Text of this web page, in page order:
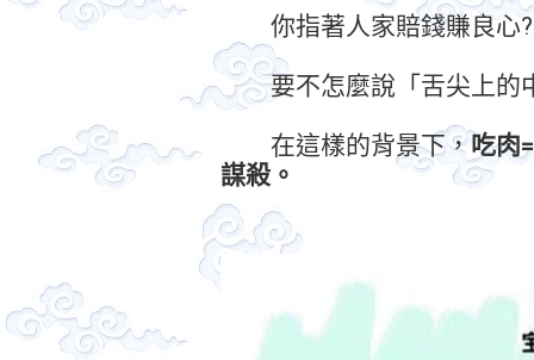
你指著人家賠錢賺良心?
要不怎麼說「舌尖上的
在這樣的背景下，吃肉
謀殺。